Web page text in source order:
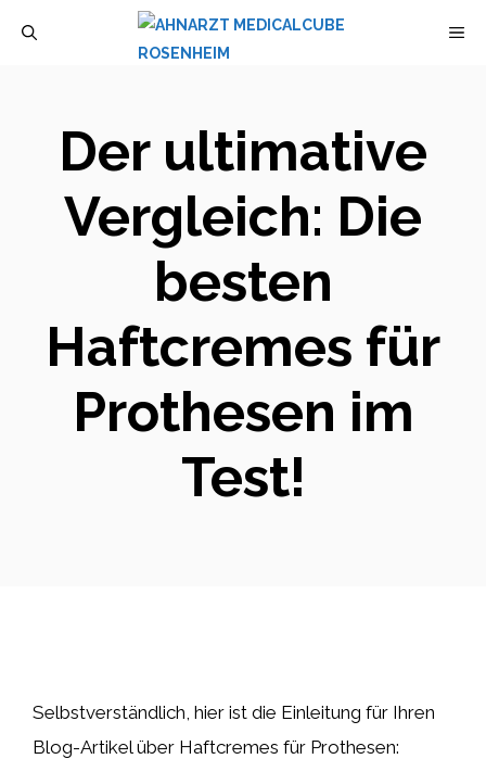
Der ultimative
Vergleich: Die
besten
Haftcremes für
Prothesen im
Test!
Selbstverständlich, hier ist die Einleitung für Ihren
Blog-Artikel über Haftcremes für Prothesen: